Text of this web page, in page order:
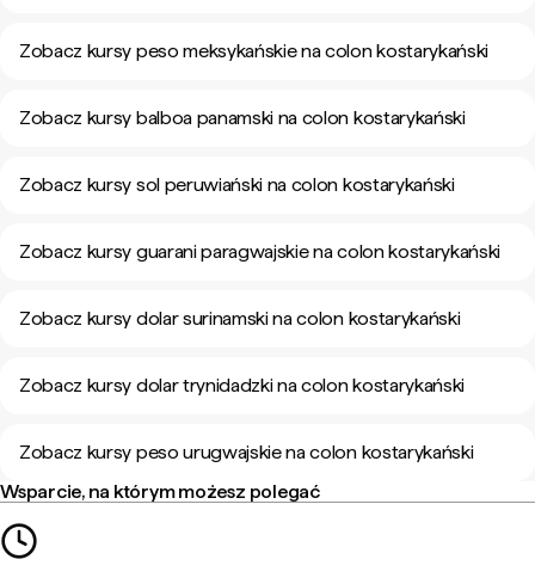
Zobacz kursy peso meksykańskie na colon kostarykański
Zobacz kursy balboa panamski na colon kostarykański
Zobacz kursy sol peruwiański na colon kostarykański
Zobacz kursy guarani paragwajskie na colon kostarykański
Zobacz kursy dolar surinamski na colon kostarykański
Zobacz kursy dolar trynidadzki na colon kostarykański
Zobacz kursy peso urugwajskie na colon kostarykański
Wsparcie, na którym możesz polegać